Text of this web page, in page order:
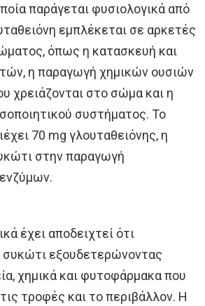
παράγεται φυσιολογικά από
εμπλέκεται σε αρκετές
όπως η κατασκευή και
η παραγωγή χημικών ουσιών
χρειάζονται στο σώμα και η
συστήματος. Το
70 mg γλουταθειόνης, η
στην παραγωγή
έχει αποδειχτεί ότι
εξουδετερώνοντας
χημικά και φυτοφάρμακα που
τροφές και το περιβάλλον. Η